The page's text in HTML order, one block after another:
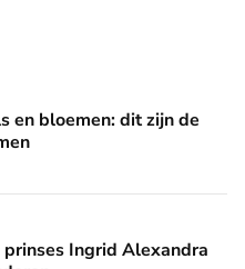
zijn de Spaanse diademen
en bloemen: dit zijn de
Alexandra gaat in Oslo
Ingrid Alexandra